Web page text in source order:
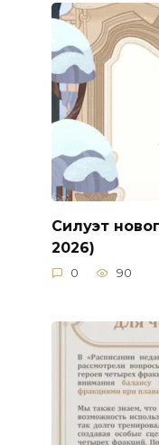
Силуэт
2026)
0 90